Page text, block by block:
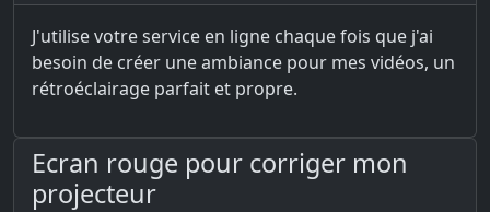
J'utilise votre service en ligne chaque fois que j'ai
besoin de créer une ambiance pour mes vidéos, un
rétroéclairage parfait et propre.
Ecran rouge pour corriger mon
projecteur